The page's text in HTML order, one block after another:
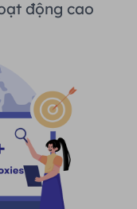
động cao